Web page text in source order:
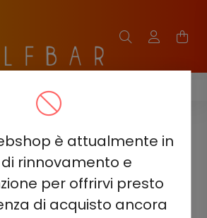
è attualmente in
rinnovamento e
per offrirvi presto
di acquisto ancora
ELF BAR TE5000
- ENERGY 5% -